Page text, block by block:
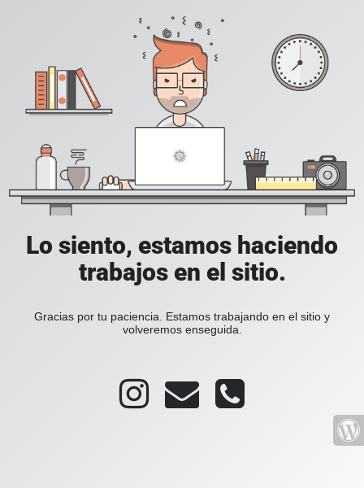
Lo siento, estamos haciendo
trabajos en el sitio.
Gracias por tu paciencia. Estamos trabajando en el sitio y
volveremos enseguida.